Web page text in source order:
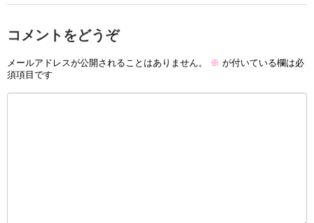
コメントをどうぞ
メールアドレスが公開されることはありません。 ※ が付いている欄は必
須項目です